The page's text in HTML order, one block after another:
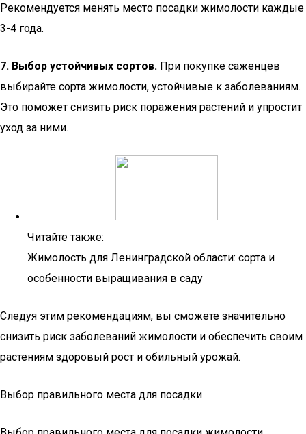
Рекомендуется менять место посадки жимолости каждые
3-4 года.
7. Выбор устойчивых сортов. При покупке саженцев
выбирайте сорта жимолости, устойчивые к заболеваниям.
Это поможет снизить риск поражения растений и упростит
уход за ними.
Читайте также:
Жимолость для Ленинградской области: сорта и
особенности выращивания в саду
Следуя этим рекомендациям, вы сможете значительно
снизить риск заболеваний жимолости и обеспечить своим
растениям здоровый рост и обильный урожай.
Выбор правильного места для посадки